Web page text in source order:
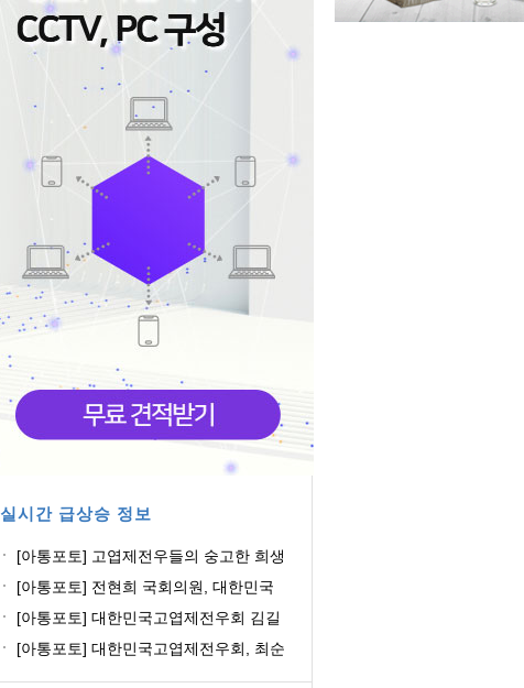
실시간 급상승 정보
[아통포토] 고엽제전우들의 숭고한 희생
[아통포토] 전현희 국회의원, 대한민국
[아통포토] 대한민국고엽제전우회 김길
[아통포토] 대한민국고엽제전우회, 최순